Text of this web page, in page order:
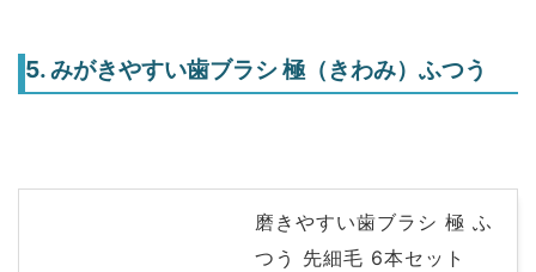
5. みがきやすい歯ブラシ 極（きわみ）ふつう
磨きやすい歯ブラシ 極 ふ
つう 先細毛 6本セット